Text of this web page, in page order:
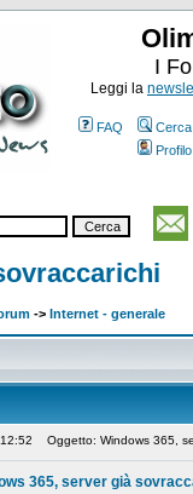
I
Leggi la
FAQ
Cerca
Profilo
-> Internet - generale
Oggetto: Windows 365,
365, server già